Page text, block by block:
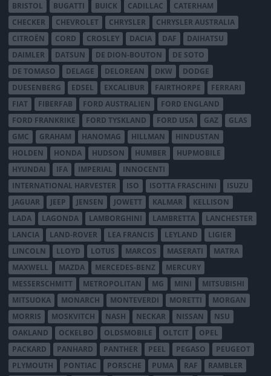
BRISTOL
BUGATTI BUICK CADILLAC
CATERHAM
CHECKER
CHEVROLET CHRYSLER
CHRYSLER AUSTRALIA
CITROËN
CORD CROSLEY DACIA DAF
DAIHATSU
DAIMLER
DATSUN DE DION-BOUTON
DE SOTO
DE TOMASO
DELAGE DELOREAN DKW
DODGE
DUESENBERG
EDSEL EXCALIBUR FAIRTHORPE
FERRARI
FIAT
FIBERFAB FORD AUSTRALIEN
FORD ENGLAND
FORD FRANKRIKE
FORD TYSKLAND FORD USA GAZ
GLAS
GMC
GRAHAM HANOMAG HILLMAN
HINDUSTAN
HOLDEN
HONDA HUDSON HUMBER
HUPMOBILE
HYUNDAI
IFA IMPERIAL
INNOCENTI
INTERNATIONAL HARVESTER
ISO ISOTTA FRASCHINI
ISUZU
JAGUAR
JEEP JENSEN JOWETT KALMAR
KELLISON
LADA
LAGONDA LAMBORGHINI LAMBRETTA
LANCHESTER
LANCIA
LAND-ROVER LEA FRANCIS LEYLAND
LIGIER
LINCOLN
LLOYD LOTUS MARCOS MASERATI
MATRA
MAXWELL
MAZDA MERCEDES-BENZ
MERCURY
MESSERSCHMITT
METROPOLITAN MG MINI
MITSUBISHI
MITSUOKA
MONARCH MONTEVERDI MORETTI
MORGAN
MORRIS
MOSKVITCH NASH NECKAR NISSAN
NSU
OAKLAND
OCKELBO OLDSMOBILE OLTCIT
OPEL
PACKARD
PANHARD PANTHER PEEL PEGASO
PEUGEOT
PLYMOUTH
PONTIAC PORSCHE PUMA RAF RAMBLER